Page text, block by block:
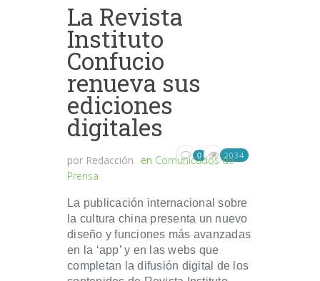
La Revista
Instituto
Confucio
renueva sus
ediciones
digitales
por Redacción en Comunicados de
Prensa
0 2034
La publicación internacional sobre
la cultura china presenta un nuevo
diseño y funciones más avanzadas
en la ‘app’ y en las webs que
completan la difusión digital de los